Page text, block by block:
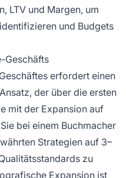
LTV und Margen, um
und Budgets
Geschäfts
erfordert einen
der über die ersten
mit der Expansion auf
bei einem Buchmacher
Strategien auf 3–
zu
Expansion ist